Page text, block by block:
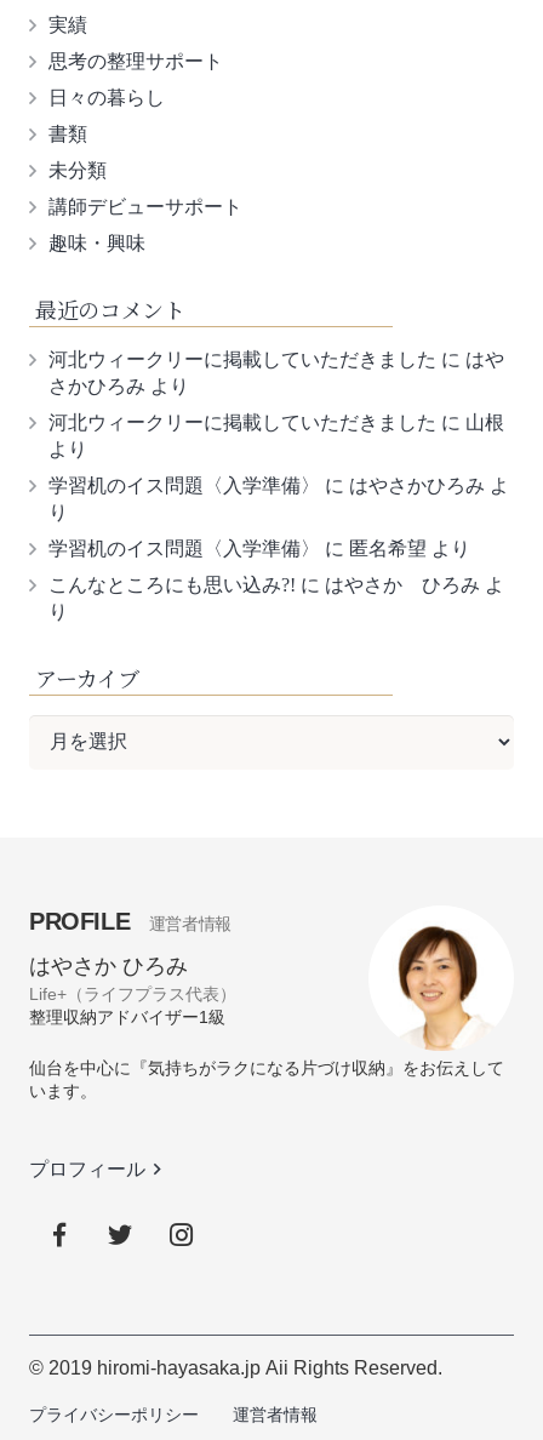
実績
思考の整理サポート
日々の暮らし
書類
未分類
講師デビューサポート
趣味・興味
最近のコメント
河北ウィークリーに掲載していただきました に はや
さかひろみ より
河北ウィークリーに掲載していただきました に 山根
より
学習机のイス問題〈入学準備〉
に はやさかひろみ よ
り
学習机のイス問題〈入学準備〉
に 匿名希望 より
こんなところにも思い込み?! に はやさか ひろみ よ
り
アーカイブ
PROFILE 運営者情報
はやさか ひろみ
Life+（ライフプラス代表）
整理収納アドバイザー1級
仙台を中心に『気持ちがラクになる片づけ収納』をお伝えして
います。
プロフィール keyboard_arrow_right
© 2019 hiromi-hayasaka.jp Aii Rights Reserved.
プライバシーポリシー 運営者情報